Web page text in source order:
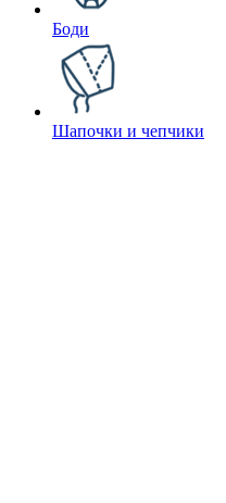
Боди
Шапочки и чепчики